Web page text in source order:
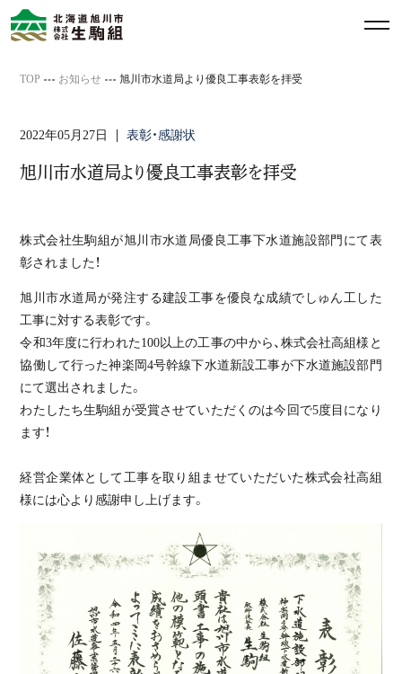
TOP お知らせ 旭川市水道局より優良工事表彰を拝受
2022年05月27日 表彰・感謝状
旭川市水道局より優良工事表彰を拝受
株式会社生駒組が旭川市水道局優良工事下水道施設部門にて表
彰されました！
旭川市水道局が発注する建設工事を優良な成績でしゅん工した
工事に対する表彰です。
令和3年度に行われた100以上の工事の中から、株式会社高組様と
協働して行った神楽岡4号幹線下水道新設工事が下水道施設部門
にて選出されました。
わたしたち生駒組が受賞させていただくのは今回で5度目になり
ます！
経営企業体として工事を取り組ませていただいた株式会社高組
様には心より感謝申し上げます。